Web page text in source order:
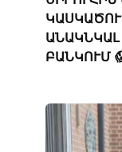
ԲԱՆԿՈՒՄ